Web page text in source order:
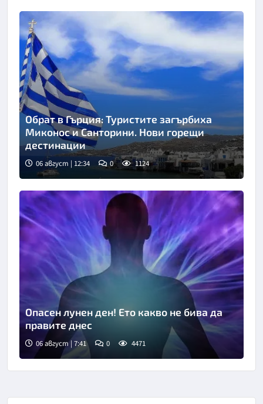
Обрат в Гърция: Туристите загърбиха
Миконос и Санторини. Нови горещи
дестинации
06 август | 12:34 0 1124
Опасен лунен ден! Ето какво не бива да
правите днес
06 август | 7:41 0 4471